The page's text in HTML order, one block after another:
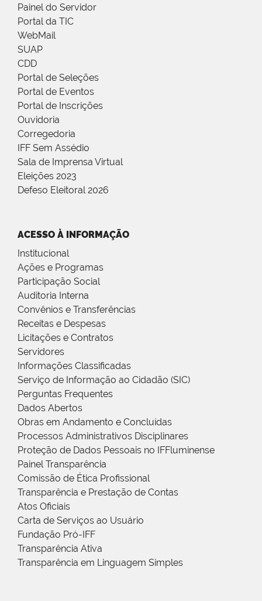
Painel do Servidor
Portal da TIC
WebMail
SUAP
CDD
Portal de Seleções
Portal de Eventos
Portal de Inscrições
Ouvidoria
Corregedoria
IFF Sem Assédio
Sala de Imprensa Virtual
Eleições 2023
Defeso Eleitoral 2026
ACESSO À INFORMAÇÃO
Institucional
Ações e Programas
Participação Social
Auditoria Interna
Convênios e Transferências
Receitas e Despesas
Licitações e Contratos
Servidores
Informações Classificadas
Serviço de Informação ao Cidadão (SIC)
Perguntas Frequentes
Dados Abertos
Obras em Andamento e Concluídas
Processos Administrativos Disciplinares
Proteção de Dados Pessoais no IFFluminense
Painel Transparência
Comissão de Ética Profissional
Transparência e Prestação de Contas
Atos Oficiais
Carta de Serviços ao Usuário
Fundação Pró-IFF
Transparência Ativa
Transparência em Linguagem Simples